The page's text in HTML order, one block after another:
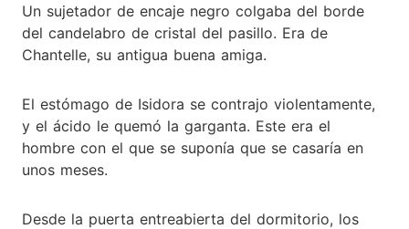
Un sujetador de encaje negro colgaba del borde
del candelabro de cristal del pasillo. Era de
Chantelle, su antigua buena amiga.
El estómago de Isidora se contrajo violentamente,
y el ácido le quemó la garganta. Este era el
hombre con el que se suponía que se casaría en
unos meses.
Desde la puerta entreabierta del dormitorio, los